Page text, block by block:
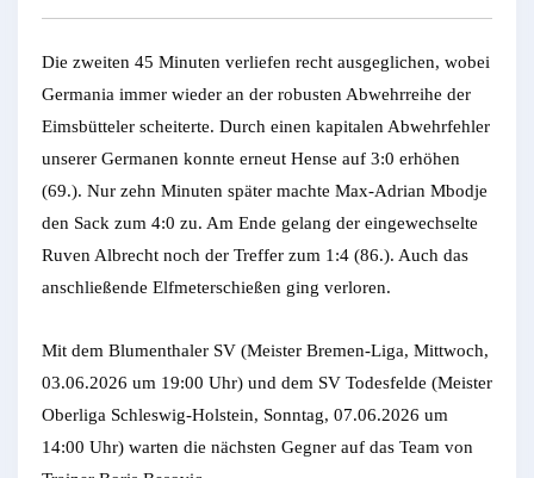
Die zweiten 45 Minuten verliefen recht ausgeglichen, wobei
Germania immer wieder an der robusten Abwehrreihe der
Eimsbütteler scheiterte. Durch einen kapitalen Abwehrfehler
unserer Germanen konnte erneut Hense auf 3:0 erhöhen
(69.). Nur zehn Minuten später machte Max-Adrian Mbodje
den Sack zum 4:0 zu. Am Ende gelang der eingewechselte
Ruven Albrecht noch der Treffer zum 1:4 (86.). Auch das
anschließende Elfmeterschießen ging verloren.
Mit dem Blumenthaler SV (Meister Bremen-Liga, Mittwoch,
03.06.2026 um 19:00 Uhr) und dem SV Todesfelde (Meister
Oberliga Schleswig-Holstein, Sonntag, 07.06.2026 um
14:00 Uhr) warten die nächsten Gegner auf das Team von